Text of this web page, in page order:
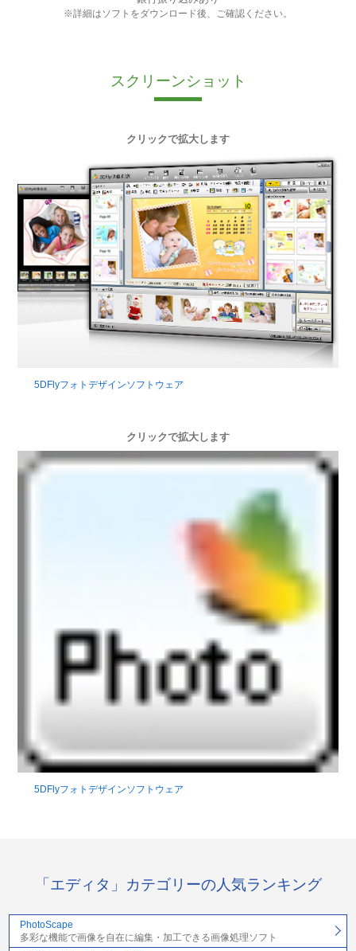
※詳細はソフトをダウンロード後、ご確認ください。
スクリーンショット
クリックで拡大します
5DFlyフォトデザインソフトウェア
クリックで拡大します
5DFlyフォトデザインソフトウェア
「エディタ」カテゴリーの人気ランキング
PhotoScape
多彩な機能で画像を自在に編集・加工できる画像処理ソフト